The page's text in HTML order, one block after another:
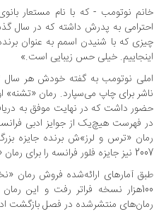
خانم نوتومب - که با نام مستعار
احترامی به پدرش داشته که در سال
چیزی که با شنیدن اسمم به عنوان
اینجاییم. خیلی حس زیبایی است.»
حضور داشت که در نهایت موفق به
رمان «ترس و لرز»‌ش برنده جایزه
2007 نیز جایزه فلور فرانسه را برای رمان «نه آدم و نه حوا» دریافت کرد.
طبق آمارهای ارائه‌شده فروش رمان
100هزار نسخه فراتر رفت و این
رمان‌های منتشرشده در فصل بازگشت